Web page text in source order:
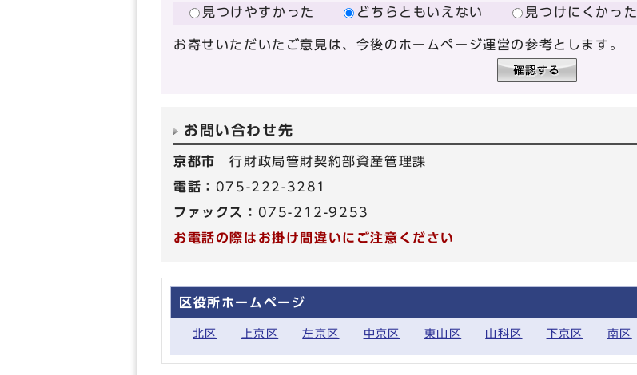
見つけやすかった
どちらともいえない 見つけにくかった
お寄せいただいたご意見は、今後のホームページ運営の参考とします。
お問い合わせ先
京都市行財政局管財契約部資産管理課
電話： 075-222-3281
ファックス： 075-212-9253
お電話の際はお掛け間違いにご注意ください
区役所ホームページ
北区 上京区 左京区 中京区 東山区 山科区 下京区 南区